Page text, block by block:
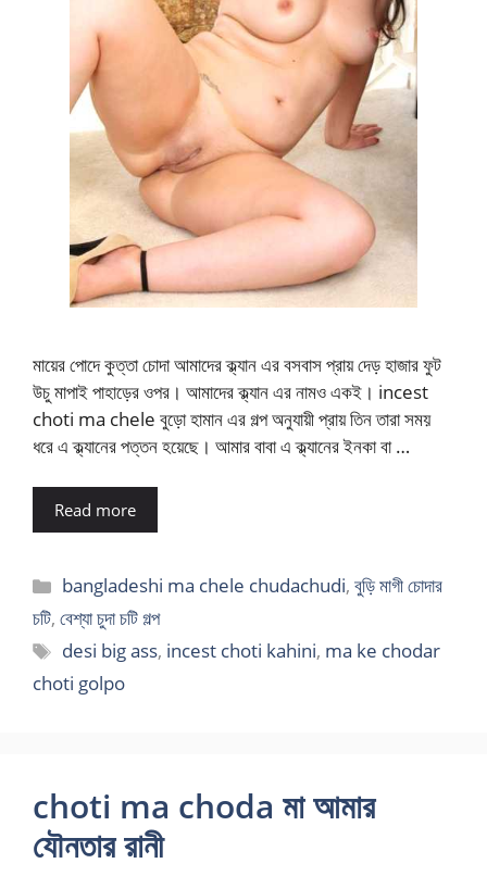
মায়ের পোদে কুত্তা চোদা আমাদের ক্ল্যান এর বসবাস প্রায় দেড় হাজার ফুট
উচু মাপাই পাহাড়ের ওপর। আমাদের ক্ল্যান এর নামও একই। incest
choti ma chele বুড়ো হামান এর গল্প অনুযায়ী প্রায় তিন তারা সময়
ধরে এ ক্ল্যানের পত্তন হয়েছে। আমার বাবা এ ক্ল্যানের ইনকা বা …
Read more
Categories
bangladeshi ma chele chudachudi,বুড়ি মাগী চোদার
চটি, বেশ্যা চুদা চটি গল্প
Tags
desi big ass, incest choti kahini, ma ke chodar
choti golpo
choti ma choda মা আমার
যৌনতার রানী